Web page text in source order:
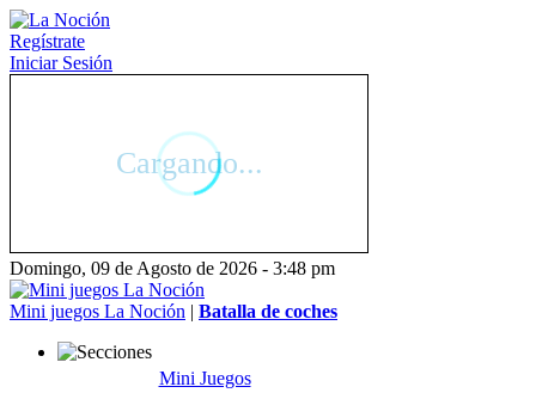
Regístrate
Iniciar Sesión
Domingo, 09 de Agosto de 2026 - 3:48 pm
Mini juegos La Noción | Batalla de coches
Mini Juegos